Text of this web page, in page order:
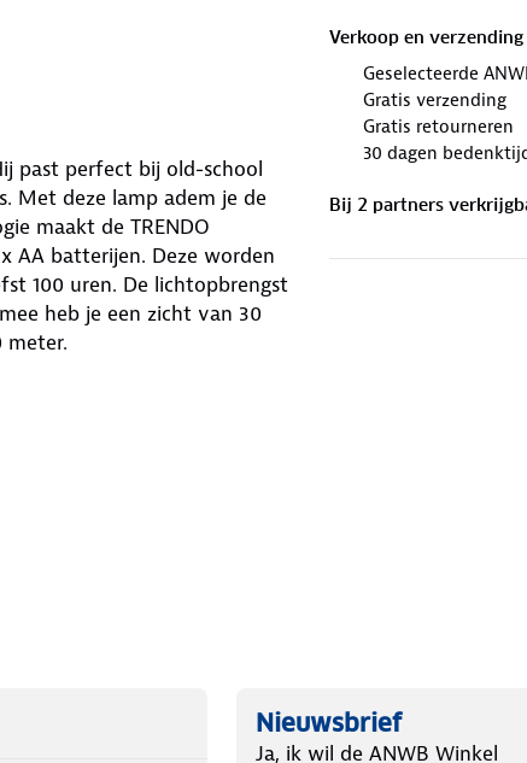
Verkoop en
Geselecteerde
Gratis verzending
Gratis retourneren
30 dagen
Bij 2 partners
past perfect bij old-school
Met deze lamp adem je de
maakt de TRENDO
AA batterijen. Deze worden
100 uren. De lichtopbrengst
heb je een zicht van 30
meter.
Nieuwsbrief
Ja, ik wil de ANWB Winkel